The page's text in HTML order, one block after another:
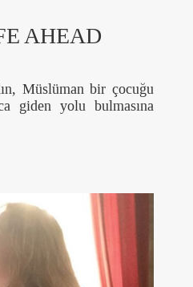
AHEAD
Müslüman bir çocuğu
giden yolu bulmasına